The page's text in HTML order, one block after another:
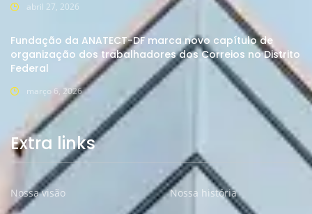
abril 27, 2026
Fundação da ANATECT-DF marca novo capítulo de
organização dos trabalhadores dos Correios no Distrito
Federal
março 6, 2026
Extra links
Nossa visão
Nossa história